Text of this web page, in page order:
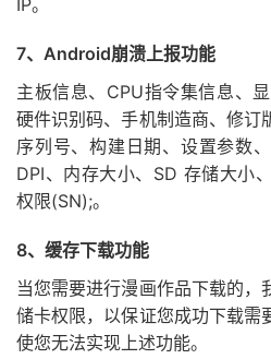
IP。
7、Android崩溃上报功能
主板信息、CPU指令集信息、
硬件识别码、手机制造商、修订
序列号、构建日期、设置参数
DPI、内存大小、SD 存储大小
权限(SN);。
8、缓存下载功能
当您需要进行漫画作品下载的，
储卡权限，以保证您成功下载需
使您无法实现上述功能。